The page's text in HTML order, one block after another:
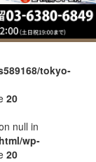
tokyo-
20
null in
wp-
20